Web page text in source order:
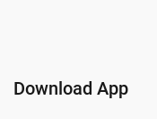
Download App